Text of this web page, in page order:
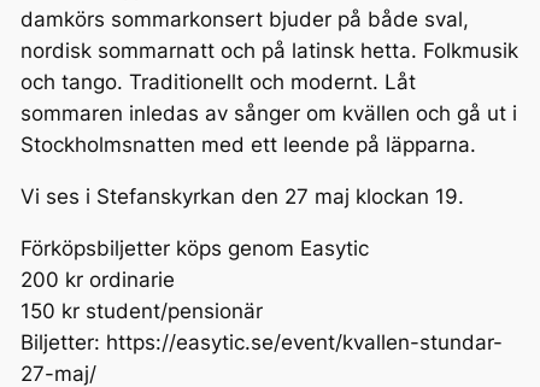
damkörs sommarkonsert bjuder på både sval,
nordisk sommarnatt och på latinsk hetta. Folkmusik
och tango. Traditionellt och modernt. Låt
sommaren inledas av sånger om kvällen och gå ut i
Stockholmsnatten med ett leende på läpparna.
Vi ses i Stefanskyrkan den 27 maj klockan 19.
Förköpsbiljetter köps genom Easytic
200 kr ordinarie
150 kr student/pensionär
Biljetter: https://easytic.se/event/kvallen-stundar-
27-maj/